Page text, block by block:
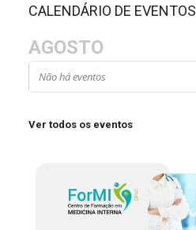
CALENDÁRIO DE EVENTOS
AGOSTO
Não há eventos
Ver todos os eventos